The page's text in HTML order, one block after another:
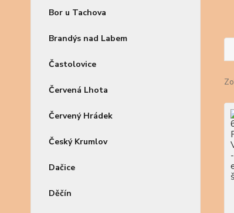
Bor u Tachova
Brandýs nad Labem
Častolovice
Červená Lhota
Červený Hrádek
Český Krumlov
Dačice
Děčín